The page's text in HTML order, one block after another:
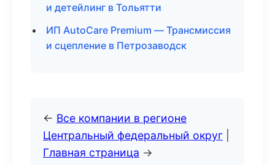
и детейлинг в Тольятти
ИП AutoCare Premium — Трансмиссия
и сцепление в Петрозаводск
← Все компании в регионе
Центральный федеральный округ
Главная страница →